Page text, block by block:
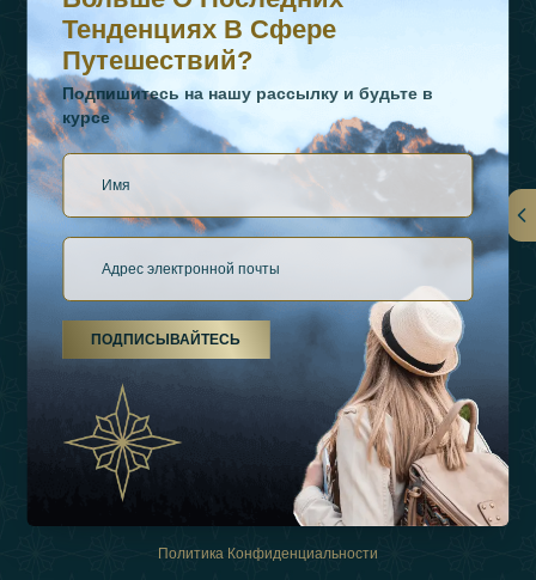
О Нас
Виды Отдыха
Связаться
Политика Конфиденциальности
Тенденциях В Сфере
Путешествий?
Подпишитесь на нашу рассылку и будьте в
курсе
ПОДПИСЫВАЙТЕСЬ